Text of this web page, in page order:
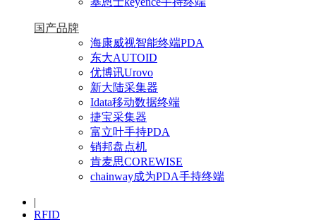
国产品牌
海康威视智能终端PDA
东大AUTOID
优博讯Urovo
新大陆采集器
Idata移动数据终端
捷宝采集器
富立叶手持PDA
销邦盘点机
肯麦思COREWISE
chainway成为PDA手持终端
|
RFID